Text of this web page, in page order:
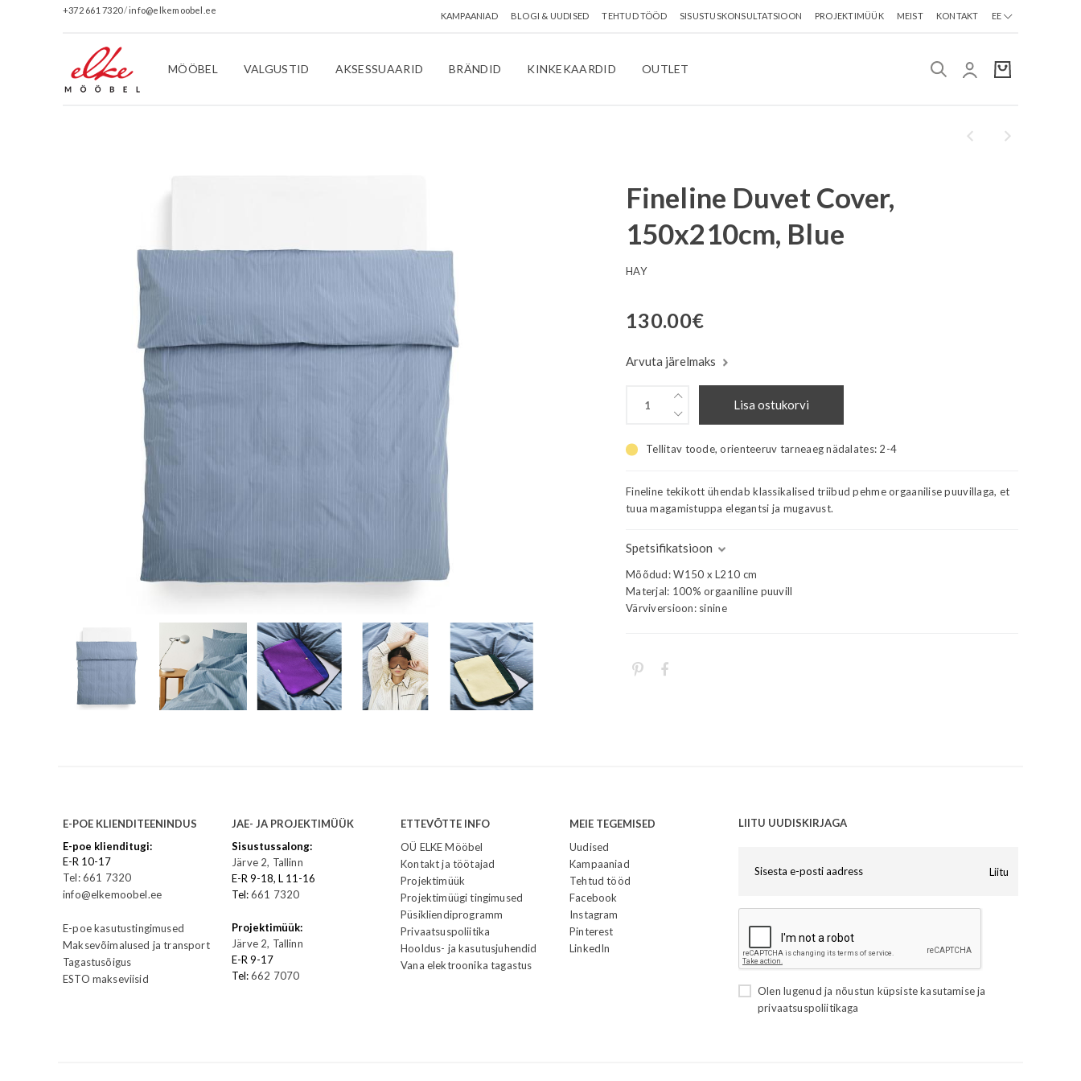
+372 661 7320/info@elkemoobel.ee
KAMPAANIAD BLOGI & UUDISED TEHTUD TÖÖD SISUSTUSKONSULTATSIOON PROJEKTIMÜÜK MEIST KONTAKT EE
MÖÖBEL VALGUSTID AKSESSUAARID BRÄNDID KINKEKAARDID OUTLET
Fineline Duvet Cover,
150x210cm, Blue
HAY
130.00€
Arvuta järelmaks
Lisa ostukorvi
Tellitav toode, orienteeruv tarneaeg nädalates: 2-4
Fineline tekikott ühendab klassikalised triibud pehme orgaanilise puuvillaga, et
tuua magamistuppa elegantsi ja mugavust.
Spetsifikatsioon
Mõõdud: W150 x L210 cm
Materjal: 100% orgaaniline puuvill
Värviversioon: sinine
E-POE KLIENDITEENINDUS
E-poe klienditugi:
E-R 10-17
Tel: 661 7320
info@elkemoobel.ee
E-poe kasutustingimused
Maksevõimalused ja transport
Tagastusõigus
ESTO makseviisid
JAE- JA PROJEKTIMÜÜK
Sisustussalong:
Järve 2, Tallinn
E-R 9-18, L 11-16
Tel:661 7320
Projektimüük:
Järve 2, Tallinn
E-R 9-17
Tel:662 7070
ETTEVÕTTE INFO
OÜ ELKE Mööbel
Kontakt ja töötajad
Projektimüük
Projektimüügi tingimused
Püsikliendiprogramm
Privaatsuspoliitika
Hooldus- ja kasutusjuhendid
Vana elektroonika tagastus
MEIE TEGEMISED
Uudised
Kampaaniad
Tehtud tööd
Facebook
Instagram
Pinterest
LinkedIn
LIITU UUDISKIRJAGA
Liitu
Olen lugenud ja nõustun küpsiste kasutamiseja
privaatsuspoliitikaga